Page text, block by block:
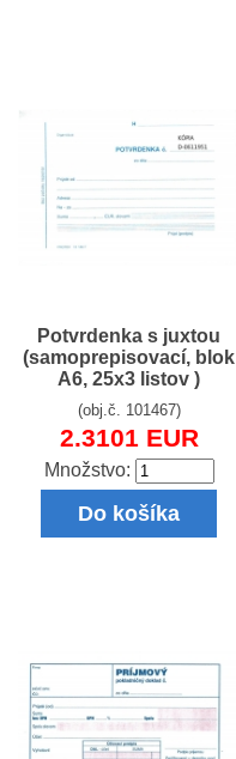
Potvrdenka s juxtou
(samoprepisovací, blok
A6, 25x3 listov )
(obj.č. 101467)
2.3101 EUR
Množstvo:
Do košíka